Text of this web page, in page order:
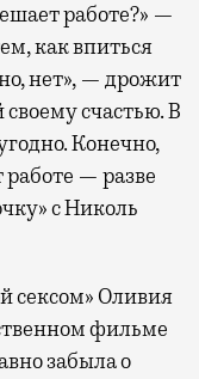
работе?» —
как впиться
нет», — дрожит
счастью. В
Конечно,
— разве
с Николь
сексом» Оливия
фильме
забыла о